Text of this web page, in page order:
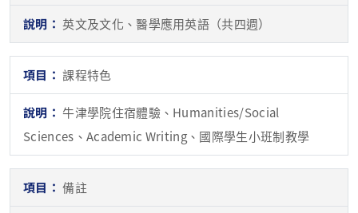
英文及文化、醫學應用英語（共四週）
課程特色
牛津學院住宿體驗、Humanities/Social
Sciences、Academic Writing、國際學生小班制教學
備註